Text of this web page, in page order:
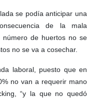
se podía anticipar una
de la mala
número de huertos no se
no se va a cosechar.
laboral, puesto que en
no van a requerir mano
“y la que no quedó